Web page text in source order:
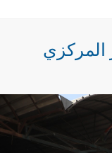
المركزي